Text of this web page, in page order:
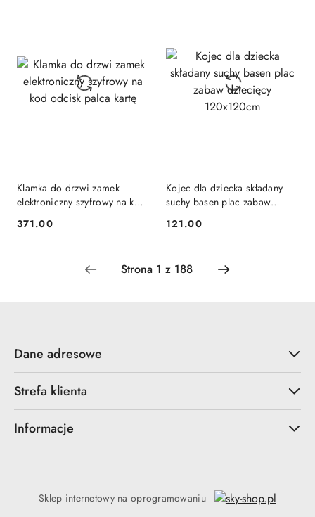
Klamka do drzwi zamek
elektroniczny szyfrowy na kod
Cena:
371.00
Kojec dla dziecka składany
suchy basen plac zabaw
Cena:
121.00
Dane adresowe
Strefa klienta
Informacje
Sklep internetowy na oprogramowaniu